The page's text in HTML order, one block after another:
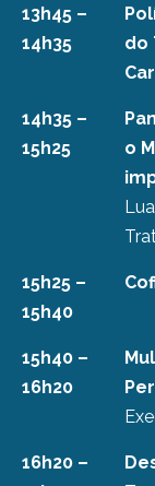
13h45 –
14h35
do
14h35 –
15h25
o
15h25 –
15h40
15h40 –
16h20
16h20 –